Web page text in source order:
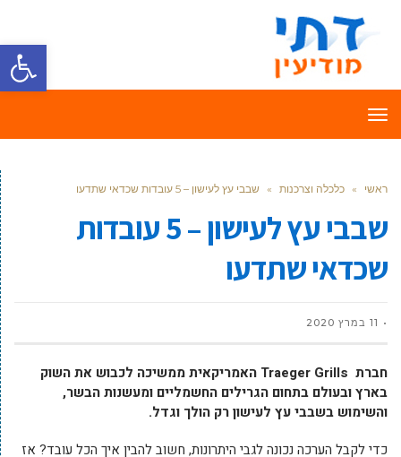
פתח
תפריט
ראשי » כלכלה וצרכנות » שבבי עץ לעישון – 5 עובדות שכדאי שתדעו
שבבי עץ לעישון – 5 עובדות
שכדאי שתדעו
11 במרץ 2020
חברת Traeger Grills האמריקאית ממשיכה לכבוש את השוק
בארץ ובעולם בתחום הגרילים החשמליים ומעשנות הבשר,
והשימוש בשבבי עץ לעישון רק הולך וגדל.
כדי לקבל הערכה נכונה לגבי היתרונות, חשוב להבין איך הכל עובד? אז